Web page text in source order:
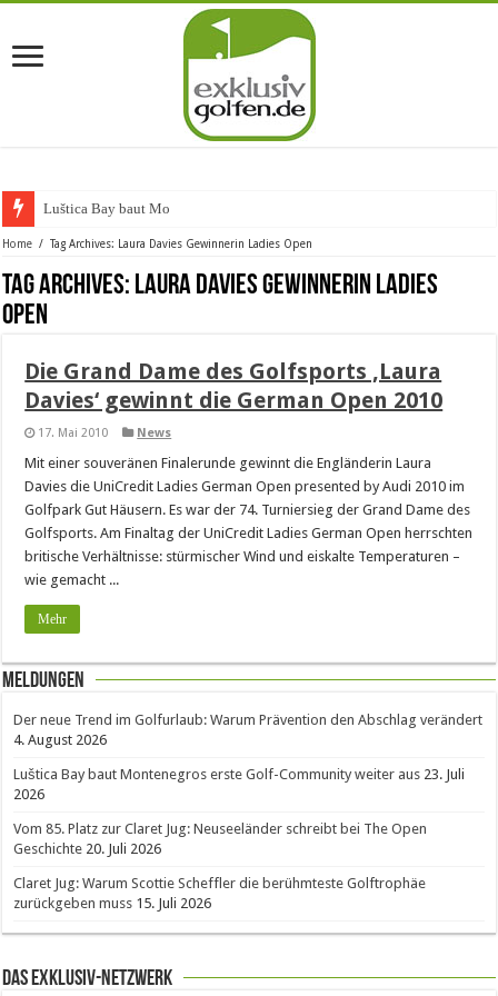
Luštica Bay baut Monten
Home / Tag Archives: Laura Davies Gewinnerin Ladies Open
Tag Archives: Laura Davies Gewinnerin Ladies
Open
Die Grand Dame des Golfsports ‚Laura
Davies‘ gewinnt die German Open 2010
17. Mai 2010 News
Mit einer souveränen Finalerunde gewinnt die Engländerin Laura
Davies die UniCredit Ladies German Open presented by Audi 2010 im
Golfpark Gut Häusern. Es war der 74. Turniersieg der Grand Dame des
Golfsports. Am Finaltag der UniCredit Ladies German Open herrschten
britische Verhältnisse: stürmischer Wind und eiskalte Temperaturen –
wie gemacht ...
Mehr
Meldungen
Der neue Trend im Golfurlaub: Warum Prävention den Abschlag verändert
4. August 2026
Luštica Bay baut Montenegros erste Golf-Community weiter aus 23. Juli
2026
Vom 85. Platz zur Claret Jug: Neuseeländer schreibt bei The Open
Geschichte 20. Juli 2026
Claret Jug: Warum Scottie Scheffler die berühmteste Golftrophäe
zurückgeben muss 15. Juli 2026
Das Exklusiv-Netzwerk